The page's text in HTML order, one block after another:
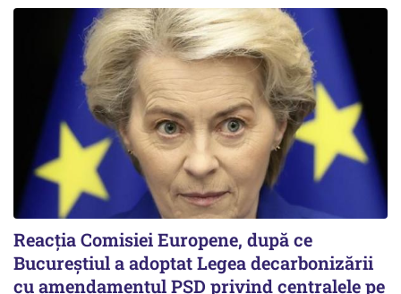
Reacția Comisiei Europene, după ce
Bucureștiul a adoptat Legea decarbonizării
cu amendamentul PSD privind centralele pe